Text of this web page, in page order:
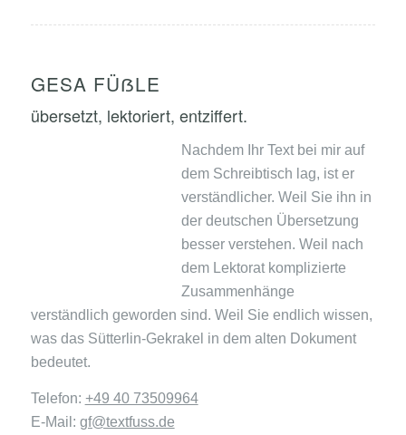
GESA FÜẞLE
übersetzt, lektoriert, entziffert.
Nachdem Ihr Text bei mir auf
dem Schreibtisch lag, ist er
verständlicher. Weil Sie ihn in
der deutschen Übersetzung
besser verstehen. Weil nach
dem Lektorat komplizierte
Zusammenhänge
verständlich geworden sind. Weil Sie endlich wissen,
was das Sütterlin-Gekrakel in dem alten Dokument
bedeutet.
Telefon: +49 40 73509964
E-Mail: gf@textfuss.de